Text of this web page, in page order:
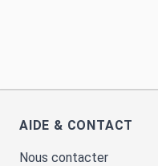
AIDE & CONTACT
Nous contacter